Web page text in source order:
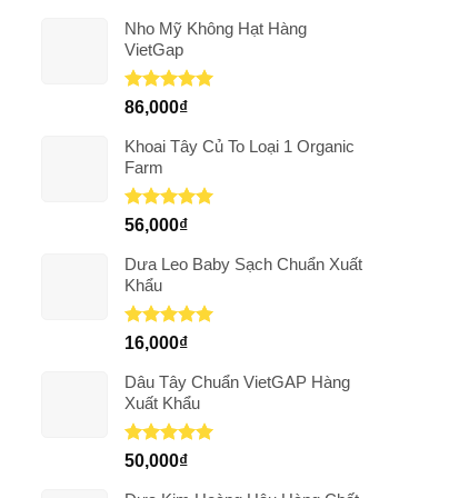
Nho Mỹ Không Hạt Hàng
VietGap
Được xếp
5 sao
86,000₫
Khoai Tây Củ To Loại 1 Organic
Farm
Được xếp
5 sao
56,000₫
Dưa Leo Baby Sạch Chuẩn Xuất
Khẩu
Được xếp
5 sao
16,000₫
Dâu Tây Chuẩn VietGAP Hàng
Xuất Khẩu
Được xếp
5 sao
50,000₫